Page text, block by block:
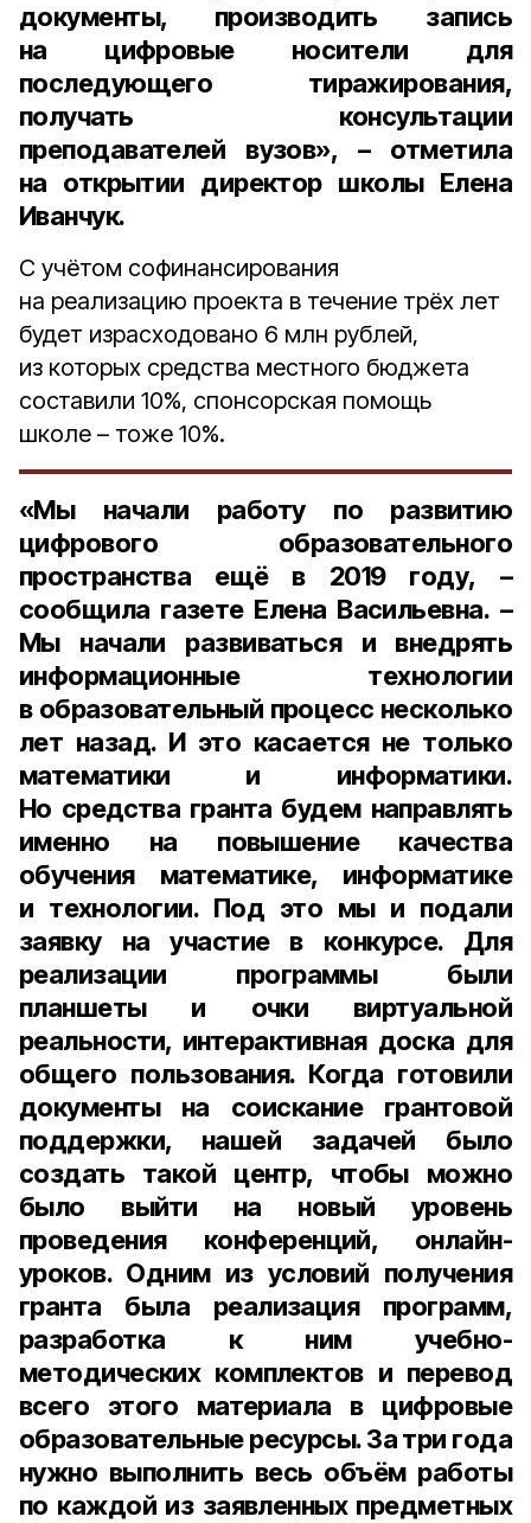
документы, производить запись
на цифровые носители для
последующего тиражирования,
получать консультации
преподавателей вузов», – отметила
на открытии директор школы Елена
Иванчук.
С учётом софинансирования
на реализацию проекта в течение трёх лет
будет израсходовано 6 млн рублей,
из которых средства местного бюджета
составили 10%, спонсорская помощь
школе – тоже 10%.
«Мы начали работу по развитию
цифрового образовательного
пространства ещё в 2019 году, –
сообщила газете Елена Васильевна. –
Мы начали развиваться и внедрять
информационные технологии
в образовательный процесс несколько
лет назад. И это касается не только
математики и информатики.
Но средства гранта будем направлять
именно на повышение качества
обучения математике, информатике
и технологии. Под это мы и подали
заявку на участие в конкурсе. Для
реализации программы были
планшеты и очки виртуальной
реальности, интерактивная доска для
общего пользования. Когда готовили
документы на соискание грантовой
поддержки, нашей задачей было
создать такой центр, чтобы можно
было выйти на новый уровень
проведения конференций, онлайн-
уроков. Одним из условий получения
гранта была реализация программ,
разработка к ним учебно-
методических комплектов и перевод
всего этого материала в цифровые
образовательные ресурсы. За три года
нужно выполнить весь объём работы
по каждой из заявленных предметных